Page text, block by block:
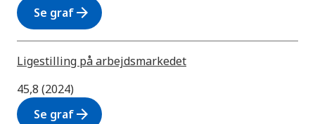
Se grafarrow_forward
Ligestilling på arbejdsmarkedet
45,8 (2024)
Se grafarrow_forward